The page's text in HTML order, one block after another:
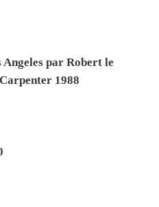
par Robert le
1988